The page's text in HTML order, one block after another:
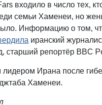
входило в число тех,
семьи Хаменеи, но
Информацию о том,
иранский
старший репортёр BBC
Ирана после
Хаменеи.